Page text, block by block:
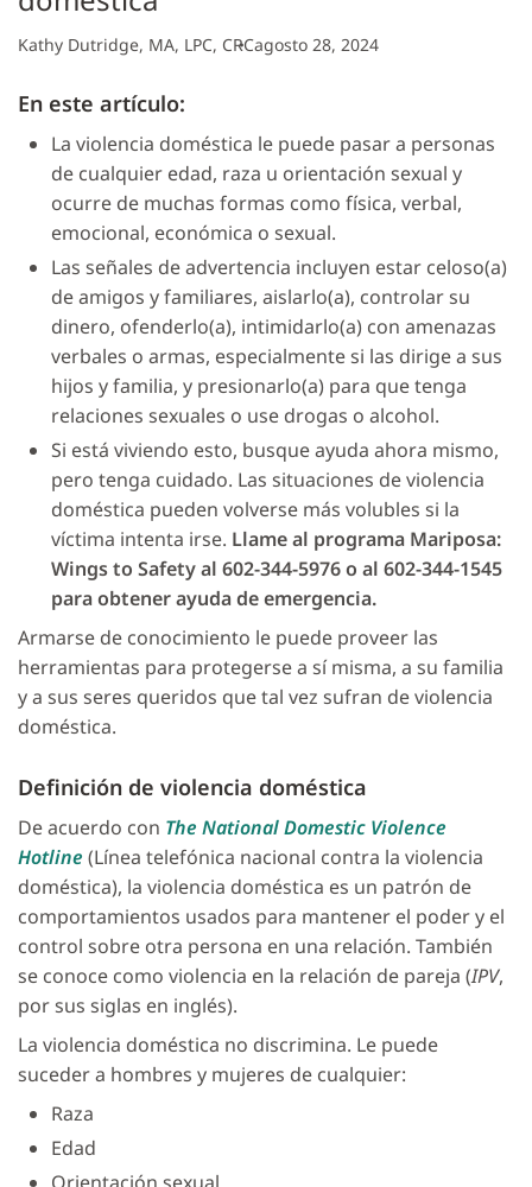
Kathy Dutridge, MA, LPC, CRCagosto 28, 2024
En este artículo:
La violencia doméstica le puede pasar a personas
de cualquier edad, raza u orientación sexual y
ocurre de muchas formas como física, verbal,
emocional, económica o sexual.
Las señales de advertencia incluyen estar celoso(a)
de amigos y familiares, aislarlo(a), controlar su
dinero, ofenderlo(a), intimidarlo(a) con amenazas
verbales o armas, especialmente si las dirige a sus
hijos y familia, y presionarlo(a) para que tenga
relaciones sexuales o use drogas o alcohol.
Si está viviendo esto, busque ayuda ahora mismo,
pero tenga cuidado. Las situaciones de violencia
doméstica pueden volverse más volubles si la
víctima intenta irse. Llame al programa Mariposa:
Wings to Safety al 602-344-5976 o al 602-344-1545
para obtener ayuda de emergencia.
Armarse de conocimiento le puede proveer las
herramientas para protegerse a sí misma, a su familia
y a sus seres queridos que tal vez sufran de violencia
doméstica.
Definición de violencia doméstica
De acuerdo con The National Domestic Violence
Hotline (Línea telefónica nacional contra la violencia
doméstica), la violencia doméstica es un patrón de
comportamientos usados para mantener el poder y el
control sobre otra persona en una relación. También
se conoce como violencia en la relación de pareja (IPV,
por sus siglas en inglés).
La violencia doméstica no discrimina. Le puede
suceder a hombres y mujeres de cualquier:
Raza
Edad